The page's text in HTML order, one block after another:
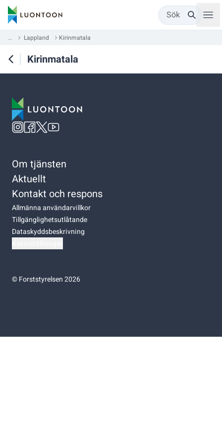
Sök
... Lappland Kirinmatala
Kirinmatala
Om tjänsten
Aktuellt
Kontakt och respons
Allmänna användarvillkor
Tillgänglighetsutlåtande
Dataskyddsbeskrivning
©Forststyrelsen 2026